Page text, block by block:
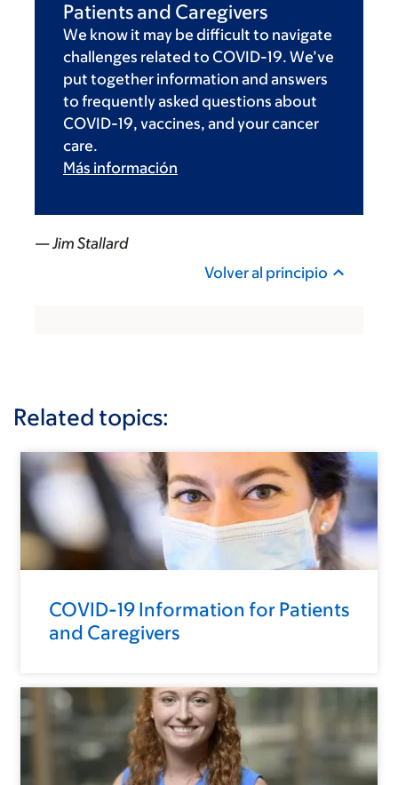
Patients and Caregivers
We know it may be difficult to navigate
challenges related to COVID-19. We’ve
put together information and answers
to frequently asked questions about
COVID-19, vaccines, and your cancer
care.
Más información
— Jim Stallard
Volver al principio
Related topics:
COVID-19 Information for Patients
and Caregivers